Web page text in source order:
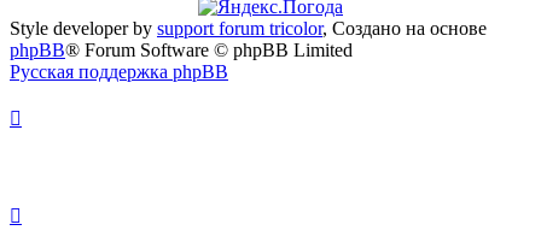
Style developer by support forum tricolor, Создано на основе
phpBB® Forum Software © phpBB Limited
Русская поддержка phpBB